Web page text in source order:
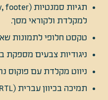
למקלדת ולקוראי מסך.
טקסט חלופי לתמונות
ניגודיות צבעים מספקת
ניווט מקלדת עם פוקוס
תמיכה בכיוון עברית (RTL).